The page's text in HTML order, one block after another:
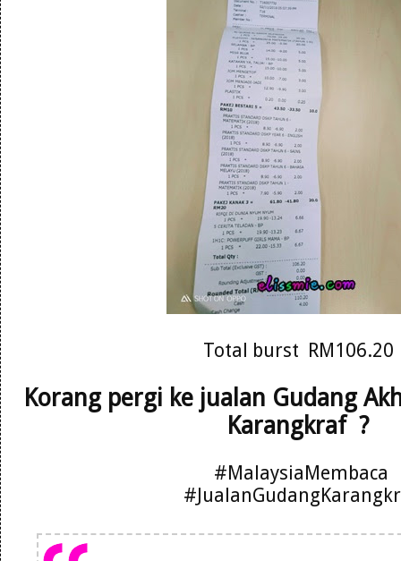
Total burst RM106.20
Korang pergi ke jualan Gudang
Karangkraf ?
#MalaysiaMembaca